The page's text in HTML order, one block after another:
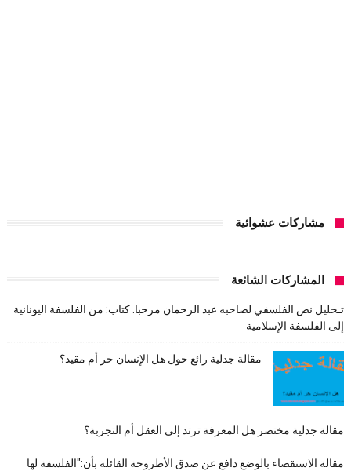
مشاركات عشوائية
المشاركات الشائعة
تـحليل نص الفلسفي لصاحبه عبد الرحمان مرحبا. كتاب: من الفلسفة اليونانية
إلى الفلسفة الإسلامية
مقالة جدلية رائع حول هل الإنسان حر أم مقيد؟
مقالة جدلية مختصر هل المعرفة ترتد إلى العقل أم التجربة؟
مقالة الاستقصاء بالوضع دافع عن صدق الأطروحة القائلة بأن:"الفلسفة لها